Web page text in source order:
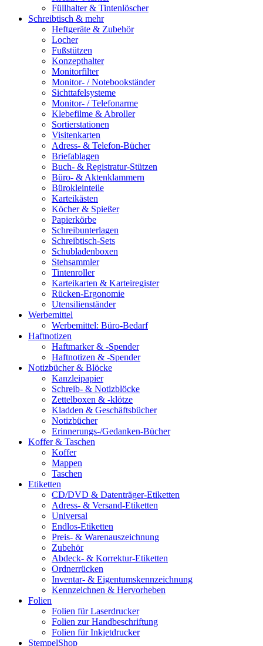
Füllhalter & Tintenlöscher
Schreibtisch & mehr
Heftgeräte & Zubehör
Locher
Fußstützen
Konzepthalter
Monitorfilter
Monitor- / Notebookständer
Sichttafelsysteme
Monitor- / Telefonarme
Klebefilme & Abroller
Sortierstationen
Visitenkarten
Adress- & Telefon-Bücher
Briefablagen
Buch- & Registratur-Stützen
Büro- & Aktenklammern
Bürokleinteile
Karteikästen
Köcher & Spießer
Papierkörbe
Schreibunterlagen
Schreibtisch-Sets
Schubladenboxen
Stehsammler
Tintenroller
Karteikarten & Karteiregister
Rücken-Ergonomie
Utensilienständer
Werbemittel
Werbemittel: Büro-Bedarf
Haftnotizen
Haftmarker & -Spender
Haftnotizen & -Spender
Notizbücher & Blöcke
Kanzleipapier
Schreib- & Notizblöcke
Zettelboxen & -klötze
Kladden & Geschäftsbücher
Notizbücher
Erinnerungs-/Gedanken-Bücher
Koffer & Taschen
Koffer
Mappen
Taschen
Etiketten
CD/DVD & Datenträger-Etiketten
Adress- & Versand-Etiketten
Universal
Endlos-Etiketten
Preis- & Warenauszeichnung
Zubehör
Abdeck- & Korrektur-Etiketten
Ordnerrücken
Inventar- & Eigentumskennzeichnung
Kennzeichnen & Hervorheben
Folien
Folien für Laserdrucker
Folien zur Handbeschriftung
Folien für Inkjetdrucker
StempelShop